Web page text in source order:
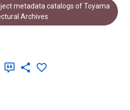
metadata catalogs of Toyama
Archives